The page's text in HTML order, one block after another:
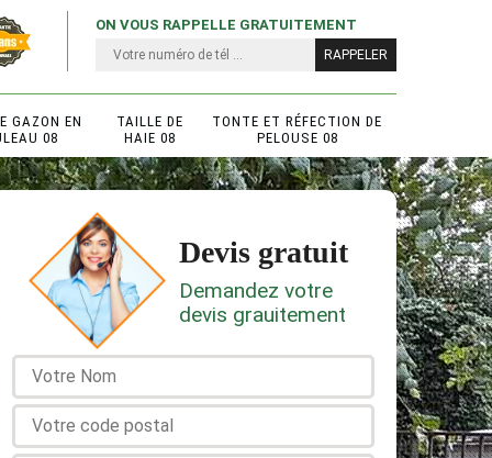
ON VOUS RAPPELLE GRATUITEMENT
GAZON EN
08
TAILLE DE
HAIE 08
TONTE ET RÉFECTION DE
PELOUSE 08
Devis gratuit
Demandez votre
devis grauitement